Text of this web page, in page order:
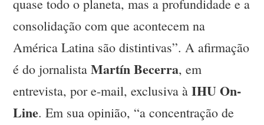
quase todo o planeta, mas a profundidade e a
consolidação com que acontecem na
América Latina são distintivas”. A afirmação
é do jornalistaMartín Becerra, em
entrevista, por e-mail, exclusiva àIHU On-
Line. Em sua opinião, “a concentração de